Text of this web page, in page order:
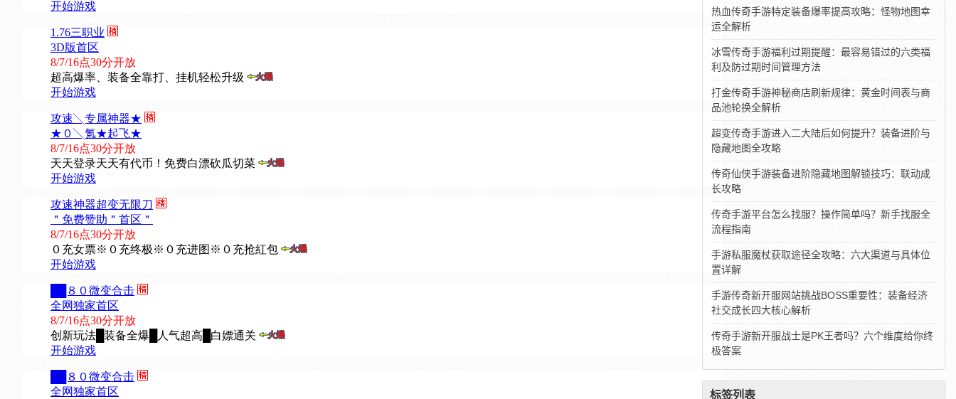
热血传奇手游特定装备爆率提高攻略：怪物地图幸
运全解析
冰雪传奇手游福利过期提醒：最容易错过的六类福
利及防过期时间管理方法
打金传奇手游神秘商店刷新规律：黄金时间表与商
品池轮换全解析
超变传奇手游进入二大陆后如何提升？装备进阶与
隐藏地图全攻略
传奇仙侠手游装备进阶隐藏地图解锁技巧：联动成
长攻略
传奇手游平台怎么找服？操作简单吗？新手找服全
流程指南
手游私服魔杖获取途径全攻略：六大渠道与具体位
置详解
手游传奇新开服网站挑战BOSS重要性：装备经济
社交成长四大核心解析
传奇手游新开服战士是PK王者吗？六个维度给你终
极答案
标签列表